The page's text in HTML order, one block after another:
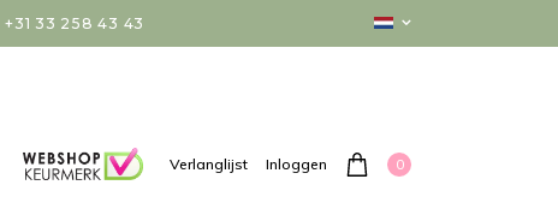
+31 33 258 43 43
Verlanglijst Inloggen 0